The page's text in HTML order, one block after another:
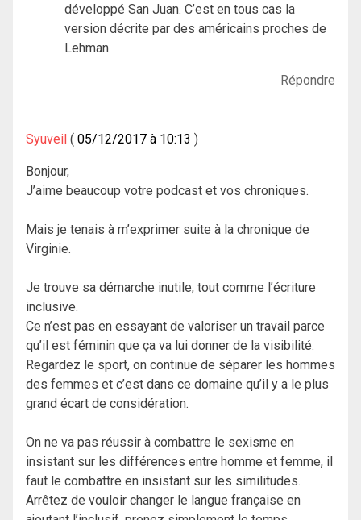
développé San Juan. C’est en tous cas la
version décrite par des américains proches de
Lehman.
Répondre
Syuveil 05/12/2017 à 10:13
Bonjour,
J’aime beaucoup votre podcast et vos chroniques.
Mais je tenais à m’exprimer suite à la chronique de
Virginie.
Je trouve sa démarche inutile, tout comme l’écriture
inclusive.
Ce n’est pas en essayant de valoriser un travail parce
qu’il est féminin que ça va lui donner de la visibilité.
Regardez le sport, on continue de séparer les hommes
des femmes et c’est dans ce domaine qu’il y a le plus
grand écart de considération.
On ne va pas réussir à combattre le sexisme en
insistant sur les différences entre homme et femme, il
faut le combattre en insistant sur les similitudes.
Arrêtez de vouloir changer le langue française en